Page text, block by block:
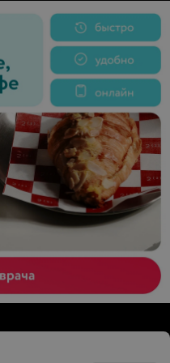
и крикнула
и бегайте».
растворенный в
– ужасно.